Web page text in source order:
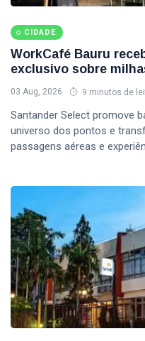
CIDADE
WorkCafé Bauru
exclusivo sobre
03 Aug, 2026 9 minutos de
Santander Select promove
universo dos pontos e
passagens aéreas e